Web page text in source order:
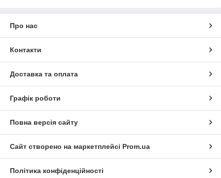
Про нас
Контакти
Доставка та оплата
Графік роботи
Повна версія сайту
Сайт створено на маркетплейсі Prom.ua
Політика конфіденційності